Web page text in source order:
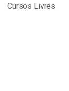
Cursos Livres